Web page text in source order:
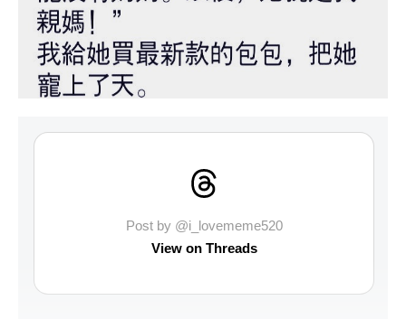
Post by @i_lovememe520
View on Threads